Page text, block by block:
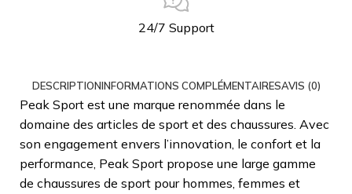
24/7 Support
DESCRIPTIONINFORMATIONS COMPLÉMENTAIRESAVIS (0)
Peak Sport est une marque renommée dans le
domaine des articles de sport et des chaussures. Avec
son engagement envers l’innovation, le confort et la
performance, Peak Sport propose une large gamme
de chaussures de sport pour hommes, femmes et